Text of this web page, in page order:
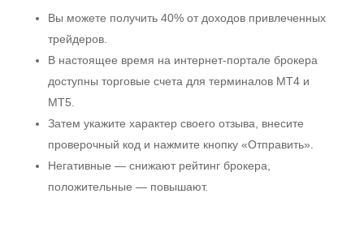
Вы можете получить 40% от доходов привлеченных
трейдеров.
В настоящее время на интернет-портале брокера
доступны торговые счета для терминалов MT4 и
MT5.
Затем укажите характер своего отзыва, внесите
проверочный код и нажмите кнопку «Отправить».
Негативные — снижают рейтинг брокера,
положительные — повышают.